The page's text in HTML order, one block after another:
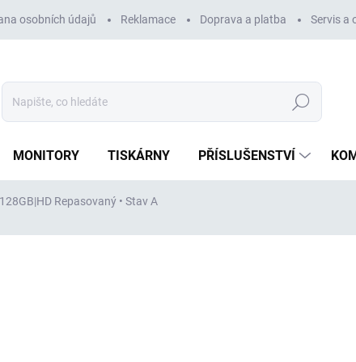
osobních údajů Reklamace Doprava a platba Servis a
Hledat
MONITORY TISKÁRNY PŘÍSLUŠENSTVÍ
Repasovaný • Stav A